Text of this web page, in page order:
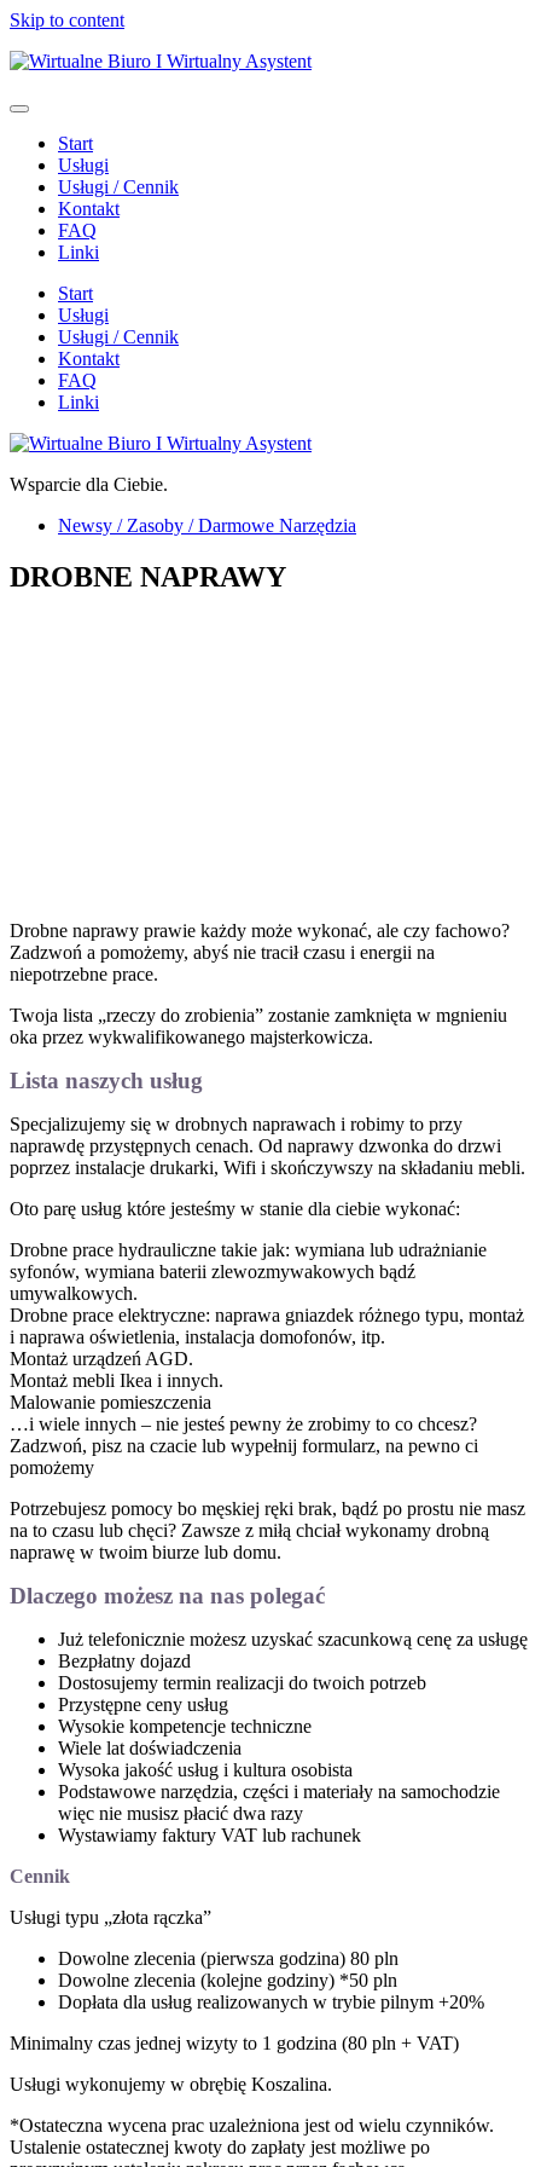
Skip to content
Start
Usługi
Usługi / Cennik
Kontakt
FAQ
Linki
Start
Usługi
Usługi / Cennik
Kontakt
FAQ
Linki
Wsparcie dla Ciebie.
Newsy / Zasoby / Darmowe Narzędzia
DROBNE NAPRAWY
Drobne naprawy prawie każdy może wykonać, ale czy fachowo?
Zadzwoń a pomożemy, abyś nie tracił czasu i energii na
niepotrzebne prace.
Twoja lista „rzeczy do zrobienia” zostanie zamknięta w mgnieniu
oka przez wykwalifikowanego majsterkowicza.
Lista naszych usług
Specjalizujemy się w drobnych naprawach i robimy to przy
naprawdę przystępnych cenach. Od naprawy dzwonka do drzwi
poprzez instalacje drukarki, Wifi i skończywszy na składaniu mebli.
Oto parę usług które jesteśmy w stanie dla ciebie wykonać:
Drobne prace hydrauliczne takie jak: wymiana lub udrażnianie
syfonów, wymiana baterii zlewozmywakowych bądź
umywalkowych.
Drobne prace elektryczne: naprawa gniazdek różnego typu, montaż
i naprawa oświetlenia, instalacja domofonów, itp.
Montaż urządzeń AGD.
Montaż mebli Ikea i innych.
Malowanie pomieszczenia
…i wiele innych – nie jesteś pewny że zrobimy to co chcesz?
Zadzwoń, pisz na czacie lub wypełnij formularz, na pewno ci
pomożemy
Potrzebujesz pomocy bo męskiej ręki brak, bądź po prostu nie masz
na to czasu lub chęci? Zawsze z miłą chciał wykonamy drobną
naprawę w twoim biurze lub domu.
Dlaczego możesz na nas polegać
Już telefonicznie możesz uzyskać szacunkową cenę za usługę
Bezpłatny dojazd
Dostosujemy termin realizacji do twoich potrzeb
Przystępne ceny usług
Wysokie kompetencje techniczne
Wiele lat doświadczenia
Wysoka jakość usług i kultura osobista
Podstawowe narzędzia, części i materiały na samochodzie
więc nie musisz płacić dwa razy
Wystawiamy faktury VAT lub rachunek
Cennik
Usługi typu „złota rączka”
Dowolne zlecenia (pierwsza godzina) 80 pln
Dowolne zlecenia (kolejne godziny) *50 pln
Dopłata dla usług realizowanych w trybie pilnym +20%
Minimalny czas jednej wizyty to 1 godzina (80 pln + VAT)
Usługi wykonujemy w obrębię Koszalina.
*Ostateczna wycena prac uzależniona jest od wielu czynników.
Ustalenie ostatecznej kwoty do zapłaty jest możliwe po